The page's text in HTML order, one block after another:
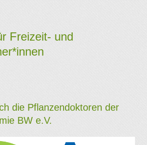
Freizeit- und
die Pflanzendoktoren der
BW e.V.